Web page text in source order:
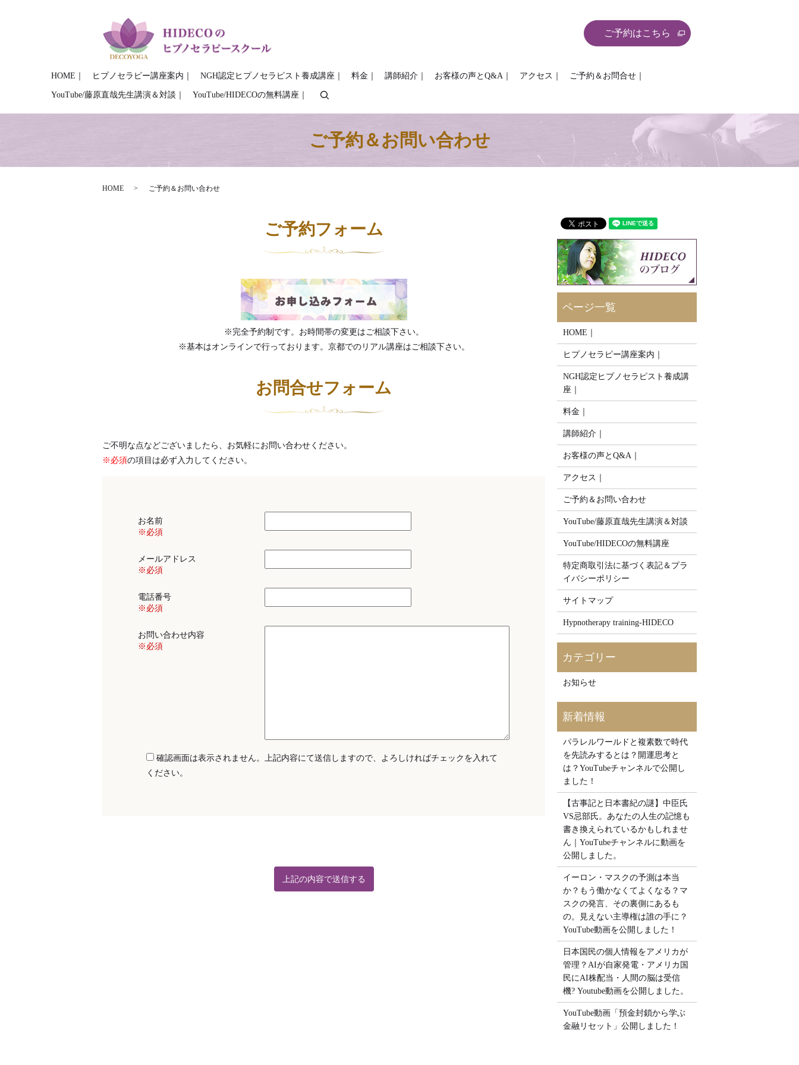
ご予約はこちら
HOME｜ ヒプノセラピー講座案内｜ NGH認定ヒプノセラピスト養成講座｜ 料金｜ 講師紹介｜ お客様の声とQ&A｜ アクセス｜ ご予約＆お問合せ｜
YouTube/藤原直哉先生講演＆対談｜ YouTube/HIDECOの無料講座｜
ご予約＆お問い合わせ
HOME ご予約＆お問い合わせ
ご予約フォーム
※完全予約制です。お時間帯の変更はご相談下さい。
※基本はオンラインで行っております。京都でのリアル講座はご相談下さい。
お問合せフォーム
ご不明な点などございましたら、お気軽にお問い合わせください。
※必須の項目は必ず入力してください。
お名前
※必須
メールアドレス
※必須
電話番号
※必須
お問い合わせ内容
※必須
確認画面は表示されません。上記内容にて送信しますので、よろしければチェックを入れて
ください。
HOME｜
ヒプノセラピー講座案内｜
NGH認定ヒプノセラピスト養成講
座｜
料金｜
講師紹介｜
お客様の声とQ&A｜
アクセス｜
ご予約＆お問い合わせ
YouTube/藤原直哉先生講演＆対談
YouTube/HIDECOの無料講座
特定商取引法に基づく表記＆プラ
イバシーポリシー
サイトマップ
Hypnotherapy training-HIDECO
お知らせ
パラレルワールドと複素数で時代
を先読みするとは？開運思考と
は？YouTubeチャンネルで公開し
ました！
【古事記と日本書紀の謎】中臣氏
VS忌部氏。あなたの人生の記憶も
書き換えられているかもしれませ
ん｜YouTubeチャンネルに動画を
公開しました。
イーロン・マスクの予測は本当
か？もう働かなくてよくなる？マ
スクの発言、その裏側にあるも
の。見えない主導権は誰の手に？
YouTube動画を公開しました！
日本国民の個人情報をアメリカが
管理？AIが自家発電・アメリカ国
民にAI株配当・人間の脳は受信
機? Youtube動画を公開しました。
YouTube動画「預金封鎖から学ぶ
金融リセット」公開しました！